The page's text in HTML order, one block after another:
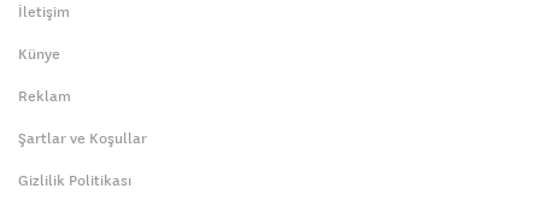
İletişim
Künye
Reklam
Şartlar ve Koşullar
Gizlilik Politikası